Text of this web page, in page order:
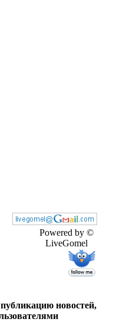
Powered by ©
LiveGomel
публикацию новостей,